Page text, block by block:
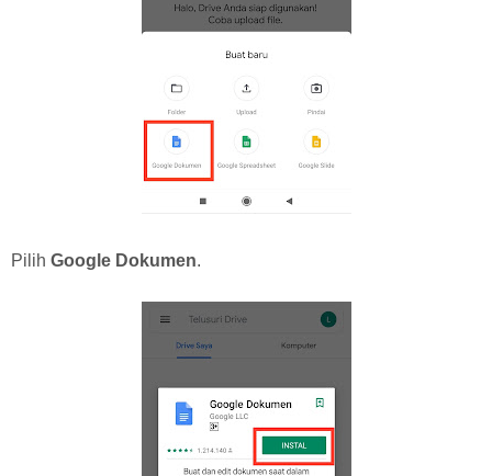
Pilih Google Dokumen.